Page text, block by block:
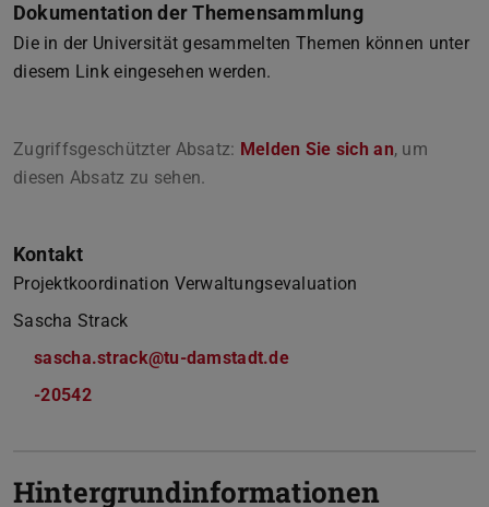
Dokumentation der Themensammlung
Die in der Universität gesammelten Themen können unter
diesem Link eingesehen werden.
Zugriffsgeschützter Absatz: Melden Sie sich an, um
diesen Absatz zu sehen.
Kontakt
Projektkoordination Verwaltungsevaluation
Sascha Strack
sascha.strack@tu-damstadt.de
-20542
Hintergrundinformationen